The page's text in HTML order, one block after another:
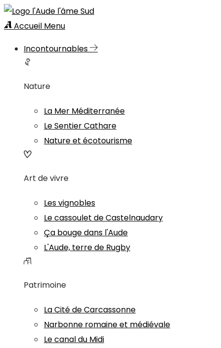
Accueil Menu
Incontournables
Nature
La Mer Méditerranée
Le Sentier Cathare
Nature et écotourisme
Art de vivre
Les vignobles
Le cassoulet de Castelnaudary
Ça bouge dans l'Aude
L'Aude, terre de Rugby
Patrimoine
La Cité de Carcassonne
Narbonne romaine et médiévale
Le canal du Midi